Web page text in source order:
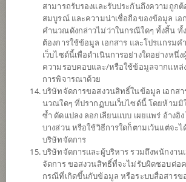
เน้นลงทุนในหน่วยลงทุนของกองทุนรวมต่างประเท
(Feeder Fund) ได้แก่ iShares Core S&P 500 ETF (
หลักมีนโยบายลงทุนในหุ้นที่เป็นส่วนประกอบของดัช
เป้าหมายสร้างผลตอบแทนให้ได้ใกล้เคียงกับผลต
S&P 500
กองทุนอาจลงทุนในสัญญาซื้อขายล่วงหน้า
ประสิทธิภาพการบริหารการลงทุน (Efficient portfolio
และ/หรือการบริหารความเสี่ยง โดยป้องกันความเ
เปลี่ยนของหลักทรัพย์หรือทรัพย์สินในสกุลเงินต่างป
อยู่เทียบกับสกุลเงินบาท ณ ขณะใดขณะหนึ่ง ระหว่า
ละ 105 ของมูลค่าความเสี่ยงที่มีอยู่
ประเภทกองทุน กองทุนที่ลงทุนในต่า
ประเภทกองทุนย่อย เน้นลงทุนในตราสา
สามารถรับรองและรับประกันถึงความถูก
สมบูรณ์ และความน่าเชื่อถือของข้อมูล เอ
คำนวณดังกล่าวไม่ว่าในกรณีใดๆ ทั้งสิ้น ทั้
ต้องการใช้ข้อมูล เอกสาร และโปรแกรม
เว็บไซด์นี้เพื่อดำเนินการอย่างใดอย่างหนึ่
ความรอบคอบและ/หรือใช้ข้อมูลจากแหล่
การพิจารณาด้วย
บริษัทจัดการขอสงวนสิทธิ์ในข้อมูล เอกส
นวณใดๆ ที่ปรากฏบนเว็บไซด์นี้ โดยห้ามมิ
ซ้ำ ดัดแปลง ลอกเลียนแบบ เผยแพร่ อ้างอิ
บางส่วน หรือใช้วิธีการใดก็ตามเว้นแต่จะ
บริษัทจัดการ
บริษัทจัดการและผู้บริหาร รวมถึงพนักงา
จัดการ ขอสงวนสิทธิ์ที่จะไม่รับผิดชอบต่อ
กรณีที่เกิดขึ้นกับข้อมูล หรือระบบสื่อสารข